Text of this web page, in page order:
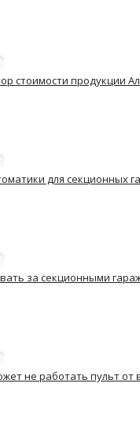
стоимости продукции
для секционных
за секционными
не работать пульт от